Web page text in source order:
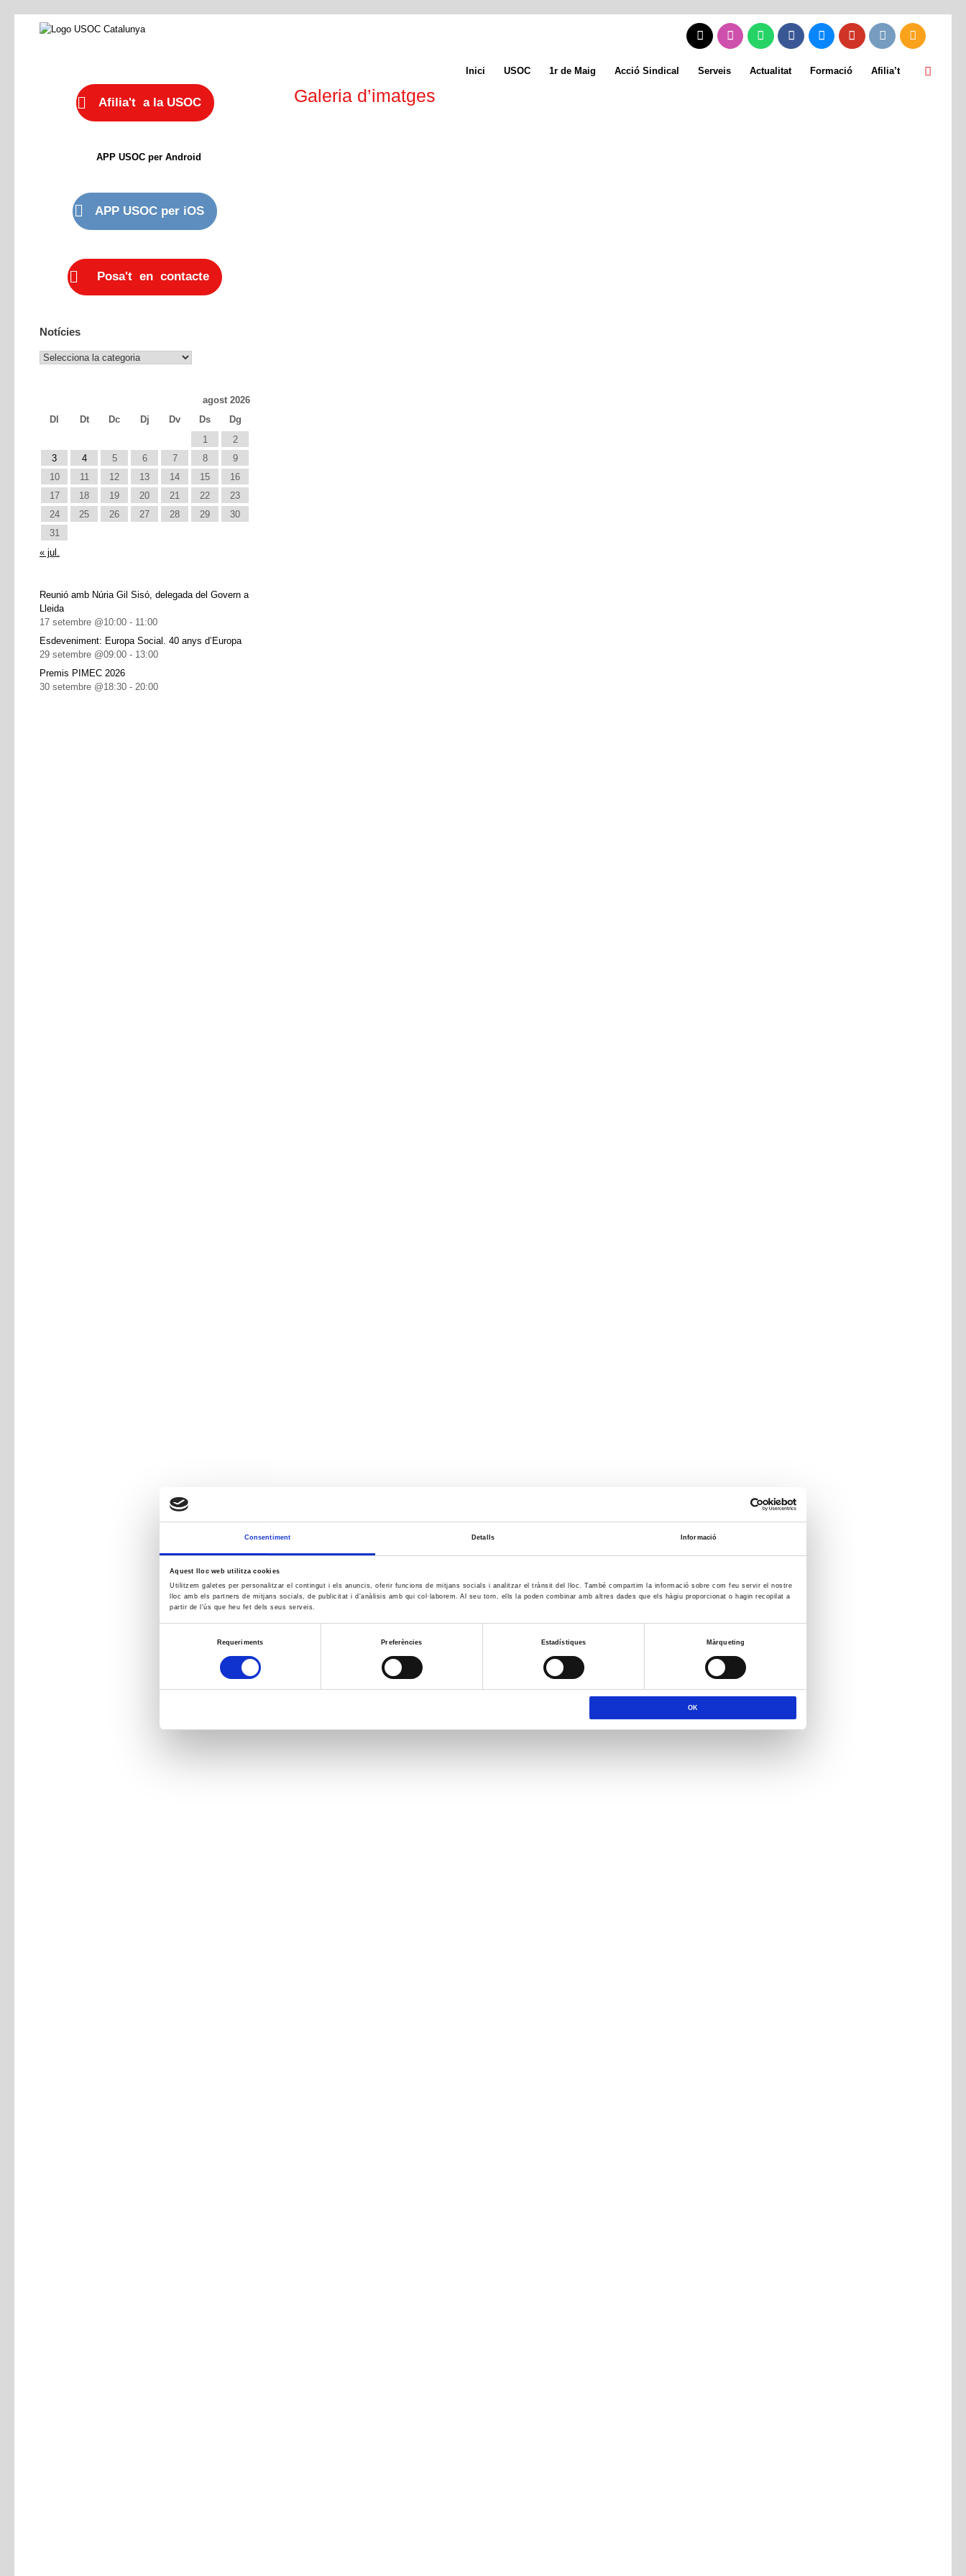
Consentiment Detalls Informació
Aquest lloc web utilitza cookies
Utilitzem galetes per personalitzar el contingut i els anuncis, oferir funcions de mitjans socials i analitzar el trànsit del lloc. També compartim la informació sobre com feu servir el nostre
lloc amb els partners de mitjans socials, de publicitat i d'anàlisis amb qui col·laborem. Al seu torn, ells la poden combinar amb altres dades que els hàgiu proporcionat o hagin recopilat a
partir de l'ús que heu fet dels seus serveis.
Requeriments Preferències Estadístiques Màrqueting
OK
Inici USOC 1r de Maig Acció Sindical Serveis Actualitat Formació Afilia’t
Galeria d’imatges
Afilia't a la USOC
APP USOC per Android
APP USOC per iOS
Posa't en contacte
Notícies
Notícies
agost 2026
Dl
Dt Dc Dj Dv Ds
Dg
1
2
3
4 5 6 7 8
9
10
11 12 13 14 15
16
17
18 19 20 21 22
23
24
25 26 27 28 29
30
31
« jul.
Reunió amb Núria Gil Sisó, delegada del Govern a
Lleida
17 setembre @10:00 - 11:00
Esdeveniment: Europa Social. 40 anys d’Europa
29 setembre @09:00 - 13:00
Premis PIMEC 2026
30 setembre @18:30 - 20:00